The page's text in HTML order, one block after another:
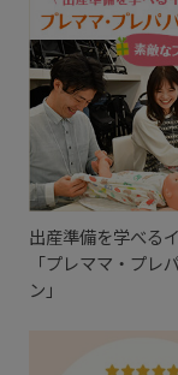
出産準備を学べる
「プレママ・プレ
ン」